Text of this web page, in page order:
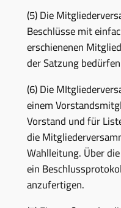
(5) Die
Beschlüsse mit
erschienenen
der Satzung
(6) Die
einem
Vorstand und für
die
Wahlleitung. Über
ein
anzufertigen.